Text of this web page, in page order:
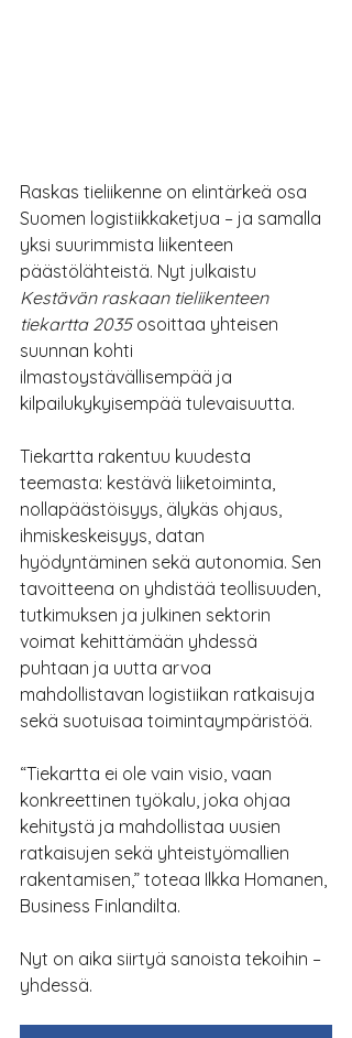
Raskas tieliikenne on elintärkeä osa
Suomen logistiikkaketjua – ja samalla
yksi suurimmista liikenteen
päästölähteistä. Nyt julkaistu
Kestävän raskaan tieliikenteen
tiekartta 2035 osoittaa yhteisen
suunnan kohti
ilmastoystävällisempää ja
kilpailukykyisempää tulevaisuutta.
Tiekartta rakentuu kuudesta
teemasta: kestävä liiketoiminta,
nollapäästöisyys, älykäs ohjaus,
ihmiskeskeisyys, datan
hyödyntäminen sekä autonomia. Sen
tavoitteena on yhdistää teollisuuden,
tutkimuksen ja julkinen sektorin
voimat kehittämään yhdessä
puhtaan ja uutta arvoa
mahdollistavan logistiikan ratkaisuja
sekä suotuisaa toimintaympäristöä.
“Tiekartta ei ole vain visio, vaan
konkreettinen työkalu, joka ohjaa
kehitystä ja mahdollistaa uusien
ratkaisujen sekä yhteistyömallien
rakentamisen,” toteaa Ilkka Homanen,
Business Finlandilta.
Nyt on aika siirtyä sanoista tekoihin –
yhdessä.